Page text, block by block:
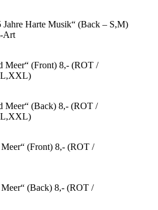
Harte Musik“ (Back – S,M)
Art
Meer“ (Front) 8,- (ROT /
Meer“ (Back) 8,- (ROT /
(Front) 8,- (ROT /
(Back) 8,- (ROT /